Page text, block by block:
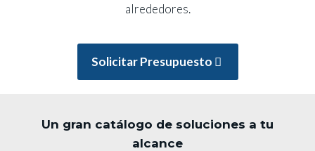
alrededores.
Solicitar Presupuesto
Un gran catálogo de soluciones a tu
alcance